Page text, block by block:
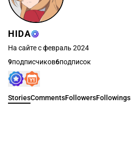
HIDA
На сайте с февраль 2024
9подписчиков6подписок
StoriesCommentsFollowersFollowings